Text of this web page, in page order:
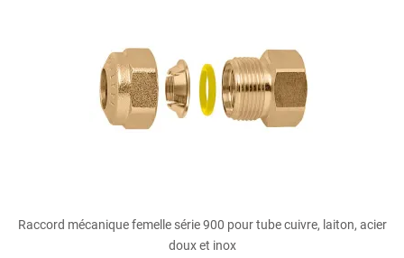
Raccord mécanique femelle série 900 pour tube cuivre, laiton, acier
doux et inox